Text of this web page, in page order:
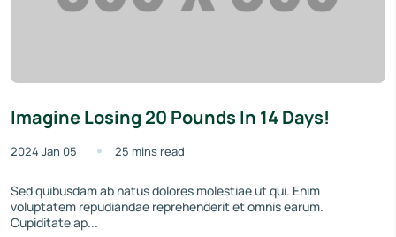
Imagine Losing 20 Pounds In 14 Days!
2024 Jan 05 25 mins read
Sed quibusdam ab natus dolores molestiae ut qui. Enim
voluptatem repudiandae reprehenderit et omnis earum.
Cupiditate ap...